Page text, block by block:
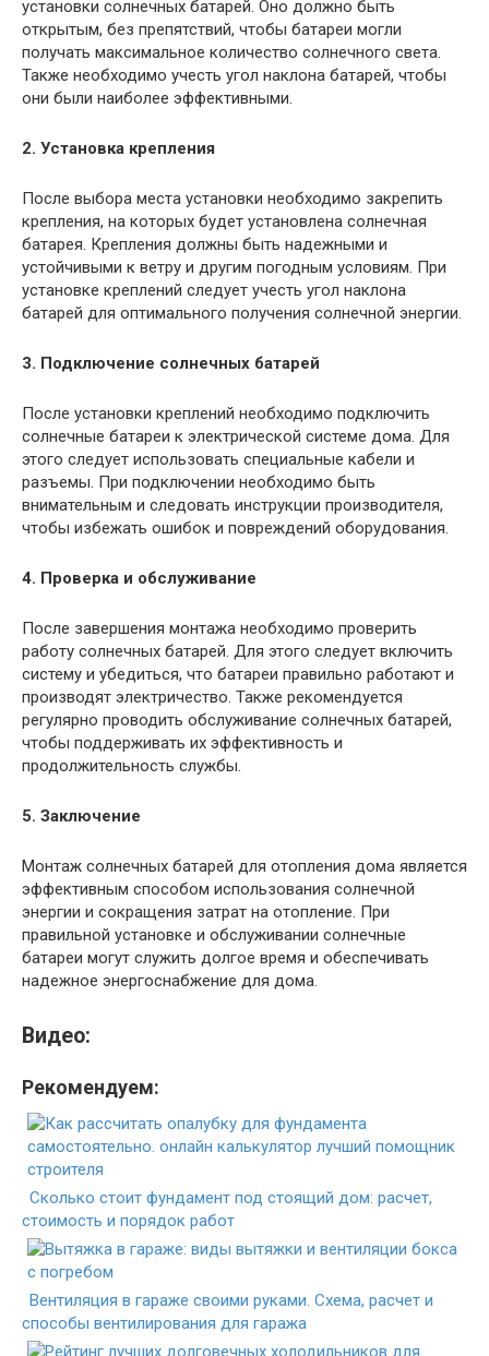
установки солнечных батарей. Оно должно быть
открытым, без препятствий, чтобы батареи могли
получать максимальное количество солнечного света.
Также необходимо учесть угол наклона батарей, чтобы
они были наиболее эффективными.
2. Установка крепления
После выбора места установки необходимо закрепить
крепления, на которых будет установлена солнечная
батарея. Крепления должны быть надежными и
устойчивыми к ветру и другим погодным условиям. При
установке креплений следует учесть угол наклона
батарей для оптимального получения солнечной энергии.
3. Подключение солнечных батарей
После установки креплений необходимо подключить
солнечные батареи к электрической системе дома. Для
этого следует использовать специальные кабели и
разъемы. При подключении необходимо быть
внимательным и следовать инструкции производителя,
чтобы избежать ошибок и повреждений оборудования.
4. Проверка и обслуживание
После завершения монтажа необходимо проверить
работу солнечных батарей. Для этого следует включить
систему и убедиться, что батареи правильно работают и
производят электричество. Также рекомендуется
регулярно проводить обслуживание солнечных батарей,
чтобы поддерживать их эффективность и
продолжительность службы.
5. Заключение
Монтаж солнечных батарей для отопления дома является
эффективным способом использования солнечной
энергии и сокращения затрат на отопление. При
правильной установке и обслуживании солнечные
батареи могут служить долгое время и обеспечивать
надежное энергоснабжение для дома.
Видео:
Рекомендуем:
Сколько стоит фундамент под стоящий дом: расчет,
стоимость и порядок работ
Вентиляция в гараже своими руками. Схема, расчет и
способы вентилирования для гаража